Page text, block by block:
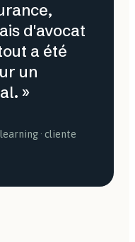
d'avocat
a été
un
»
· cliente